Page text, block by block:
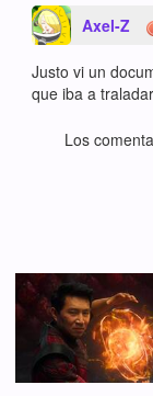
Axel-Z
Justo vi un
que iba a
Los